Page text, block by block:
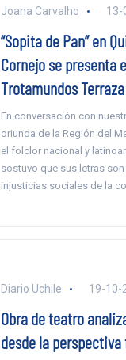
Joana Carvalho 13-
“Sopita de Pan” en
Cornejo se presenta
Trotamundos Terraza
En conversación con
oriunda de la Región del
el folclor nacional y
sostuvo que sus letras
injusticias sociales de la
Diario Uchile 19-10-
Obra de teatro
desde la